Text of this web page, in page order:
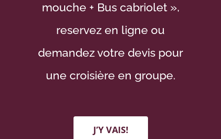
mouche + Bus cabriolet »,
reservez en ligne ou
demandez votre devis pour
une croisière en groupe.
J’Y VAIS!